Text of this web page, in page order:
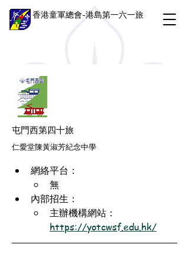
香港童軍總會-港島第一六一旅
屯門西第四十旅
仁愛堂陳黃淑芳紀念中學
網絡平台：
無
內部招生：
主辦機構網站：
https://yotcwsf.edu.hk/